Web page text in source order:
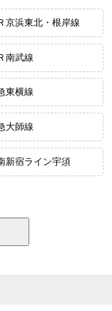
京浜東北・根岸線
南武線
東横線
大師線
新宿ライン宇須